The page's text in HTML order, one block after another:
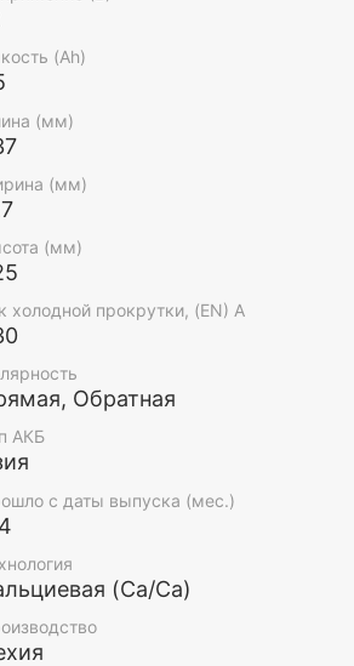
Blue Dynamic 545 156 - обратная
клеммы
(Ah)
(мм)
(мм)
(мм)
холодной прокрутки, (EN) А
Обратная
АКБ
с даты выпуска (мес.)
(Ca/Ca)